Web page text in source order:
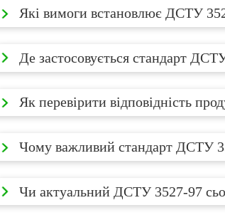
Які вимоги встановлює ДСТУ
Де застосовується стандарт
Як перевірити відповідність
Чому важливий стандарт ДСТУ
Чи актуальний ДСТУ 3527-97